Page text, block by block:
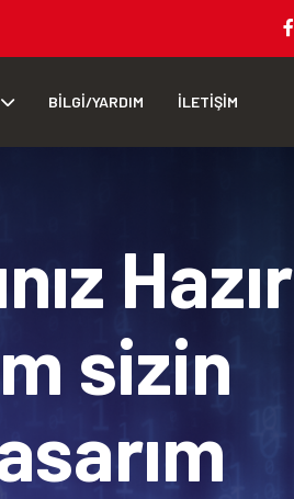
BİLGİ/YARDIM İLETİŞİM
Hazır
sizin